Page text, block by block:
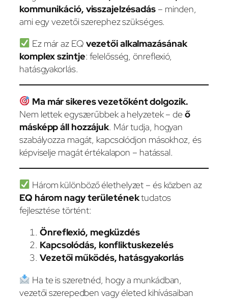
kommunikáció, visszajelzésadás – minden,
ami egy vezetői szerephez szükséges.
Ez már az EQ vezetői alkalmazásának
komplex szintje: felelősség, önreflexió,
hatásgyakorlás.
Ma már sikeres vezetőként dolgozik.
Nem lettek egyszerűbbek a helyzetek – deő
másképp áll hozzájuk. Már tudja, hogyan
szabályozza magát, kapcsolódjon másokhoz, és
képviselje magát értékalapon – hatással.
Három különböző élethelyzet – és közben az
EQ három nagy területénektudatos
fejlesztése történt:
Önreflexió, megküzdés
Kapcsolódás, konfliktuskezelés
Vezetői működés, hatásgyakorlás
Ha te is szeretnéd, hogy a munkádban,
vezetői szerepedben vagy életed kihívásaiban